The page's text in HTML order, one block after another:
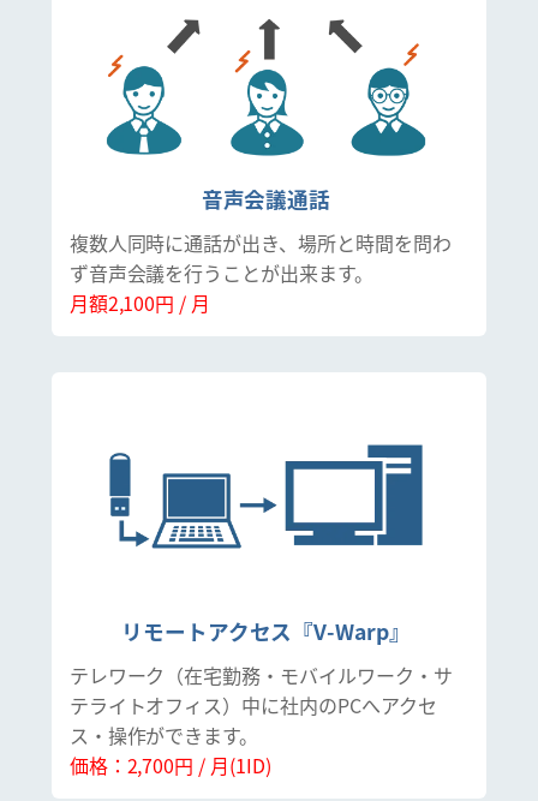
音声会議通話
複数人同時に通話が出き、場所と時間を問わ
ず音声会議を行うことが出来ます。
月額2,100円 / 月
リモートアクセス『V-Warp』
テレワーク（在宅勤務・モバイルワーク・サ
テライトオフィス）中に社内のPCへアクセ
ス・操作ができます。
価格：2,700円 / 月(1ID)